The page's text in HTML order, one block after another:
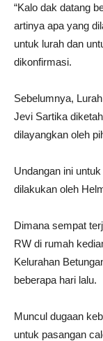
“Kalo dak datang
artinya apa yang
untuk lurah dan
dikonfirmasi.
Sebelumnya,
Jevi Sartika
dilayangkan oleh
Undangan ini
dilakukan oleh
Dimana sempat
RW di rumah
Kelurahan
beberapa hari lalu.
Muncul dugaan
untuk pasangan